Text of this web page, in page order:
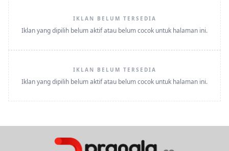
IKLAN BELUM TERSEDIA
Iklan yang dipilih belum aktif atau belum cocok untuk halaman ini.
IKLAN BELUM TERSEDIA
Iklan yang dipilih belum aktif atau belum cocok untuk halaman ini.